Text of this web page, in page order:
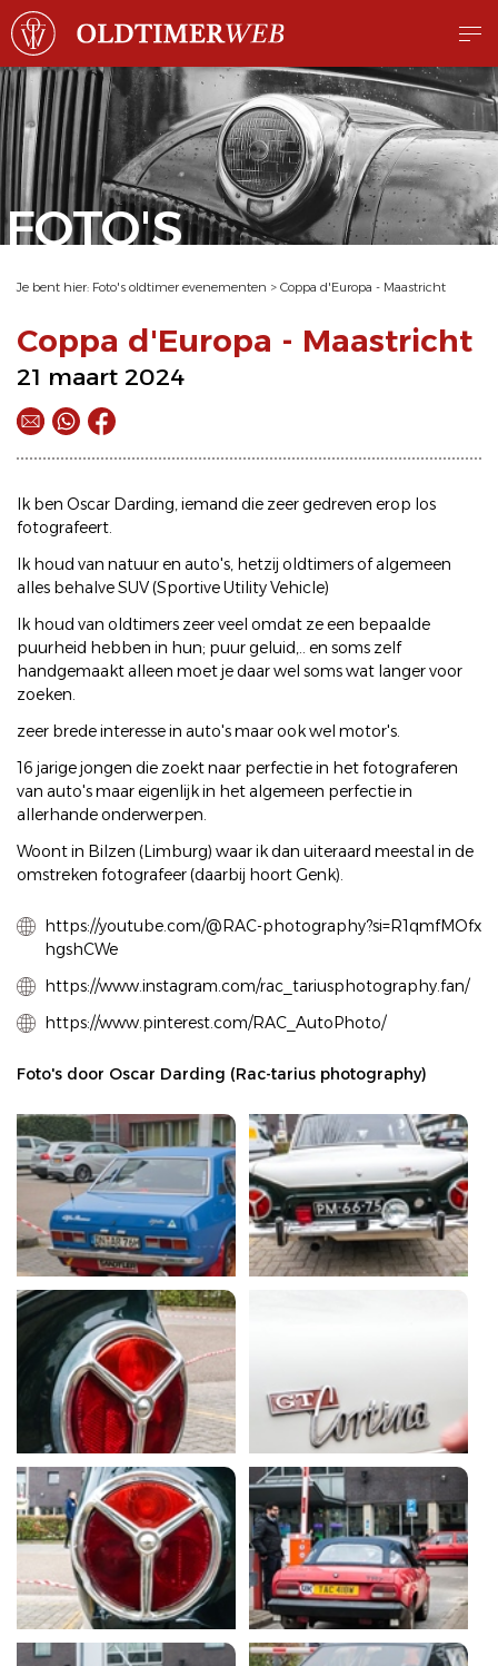
FOTO'S
Je bent hier: Foto's oldtimer evenementen > Coppa d'Europa - Maastricht
Coppa d'Europa - Maastricht
21 maart 2024
Ik ben Oscar Darding, iemand die zeer gedreven erop los
fotografeert.
Ik houd van natuur en auto's, hetzij oldtimers of algemeen
alles behalve SUV (Sportive Utility Vehicle)
Ik houd van oldtimers zeer veel omdat ze een bepaalde
puurheid hebben in hun; puur geluid,.. en soms zelf
handgemaakt alleen moet je daar wel soms wat langer voor
zoeken.
zeer brede interesse in auto's maar ook wel motor's.
16 jarige jongen die zoekt naar perfectie in het fotograferen
van auto's maar eigenlijk in het algemeen perfectie in
allerhande onderwerpen.
Woont in Bilzen (Limburg) waar ik dan uiteraard meestal in de
omstreken fotografeer (daarbij hoort Genk).
https://youtube.com/@RAC-photography?si=R1qmfMOfx
hgshCWe
https://www.instagram.com/rac_tariusphotography.fan/
https://www.pinterest.com/RAC_AutoPhoto/
Foto's door Oscar Darding (Rac-tarius photography)